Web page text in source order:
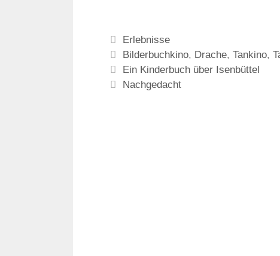
Kategorien
Erlebnisse
Schlagwörter
Bilderbuchkino, Drache,Tankino,
Ein Kinderbuch über Isenbüttel
Nachgedacht